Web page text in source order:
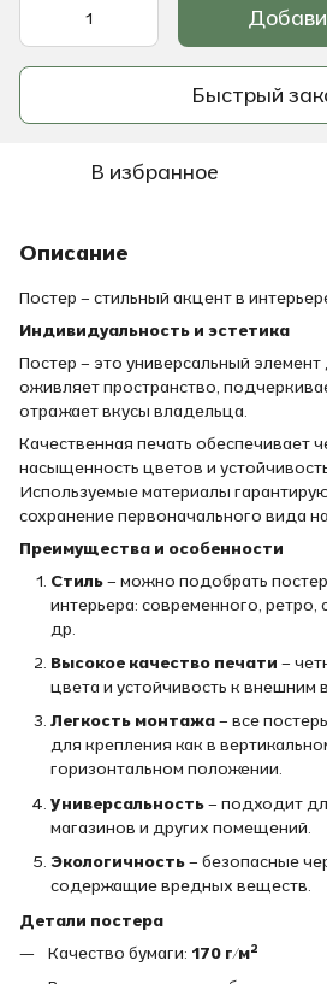
Быстрый
В избранное
Описание
Постер – стильный акцент в
Индивидуальность и эстетика
Постер – это универсальный
оживляет пространство,
отражает вкусы владельца.
Качественная печать обеспечивает
насыщенность цветов и
Используемые материалы
сохранение первоначального вида
Преимущества и особенности
Стиль– можно подобрать
интерьера: современного, ретро,
др.
Высокое качество печати –
цвета и устойчивость к внешним
Легкость монтажа– все
для крепления как в
горизонтальном положении.
Универсальность– подходит
магазинов и других помещений.
Экологичность– безопасные
содержащие вредных веществ.
Детали постера
Качество бумаги: 170 г/м²